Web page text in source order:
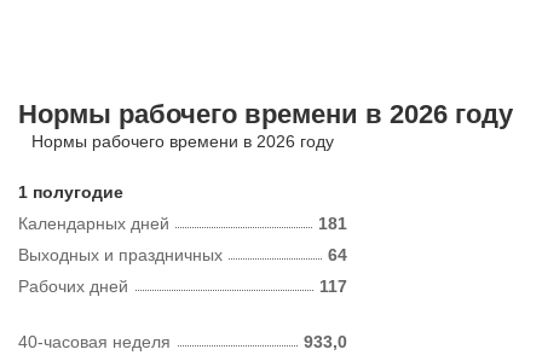
Нормы рабочего времени в 2026 году
Нормы рабочего времени в 2026 году
1 полугодие
Календарных дней
181
Рабочих дней 117
Выходных и праздничных 64
40-часовая неделя
933,0